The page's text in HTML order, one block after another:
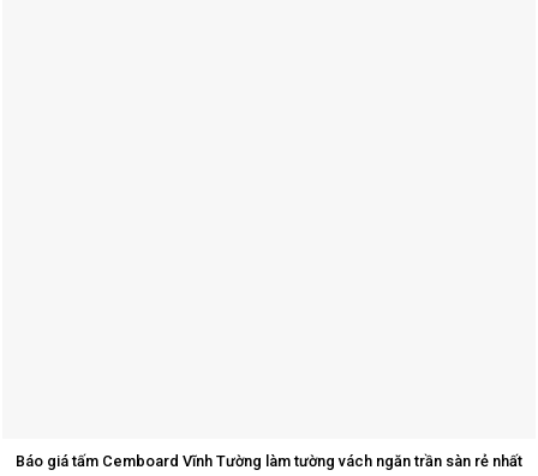
Báo giá tấm Cemboard Vĩnh Tường làm tường vách ngăn trần sàn rẻ nhất